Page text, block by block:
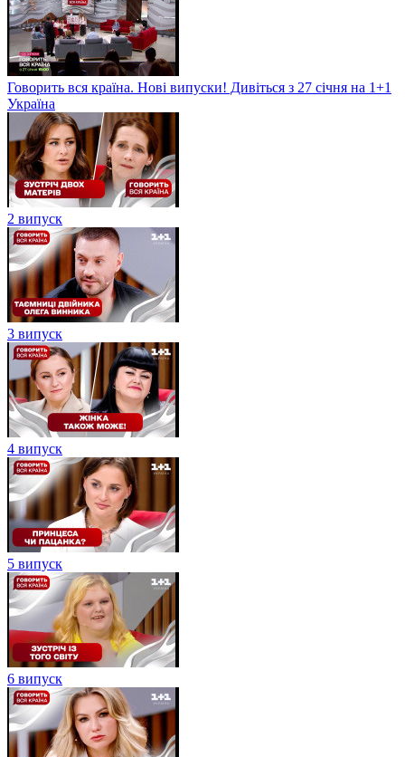
Говорить вся країна. Нові випуски! Дивіться з 27 січня на 1+1
Україна
2 випуск
3 випуск
4 випуск
5 випуск
6 випуск